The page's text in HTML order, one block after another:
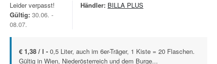
Leider verpasst!
Gültig: 30.06. -
08.07.
Händler: BILLA PLUS
€ 1,38 / l - 0,5 Liter, auch im 6er-Träger, 1 Kiste = 20 Flaschen.
Gültig in Wien, Niederösterreich und dem Burge...